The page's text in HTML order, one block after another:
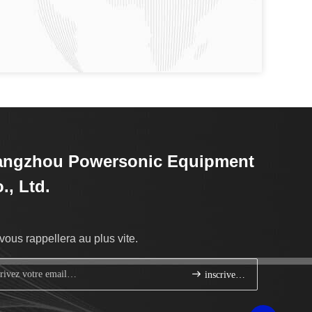
Powersonic Equipment
Ltd.
rappellera au plus vite.
inscrivez-vous